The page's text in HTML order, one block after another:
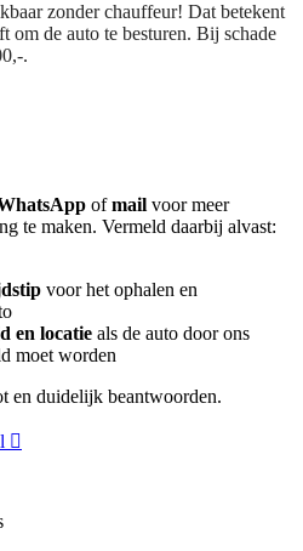
zonder chauffeur! Dat betekent
om de auto te besturen. Bij schade
.
ofmail voor meer
te maken. Vermeld daarbij alvast:
voor het ophalen en
en locatie als de auto door ons
moet worden
en duidelijk beantwoorden.